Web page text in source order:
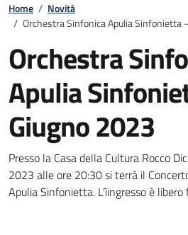
Home / Novità
/ Orchestra Sinfonica Apulia Sinfonietta
Orchestra
Apulia
Giugno 2023
Dettagli della
Presso la Casa della Cultura Rocco
2023 alle ore 20:30 si terrà il
Apulia Sinfonietta. L'ìingresso è